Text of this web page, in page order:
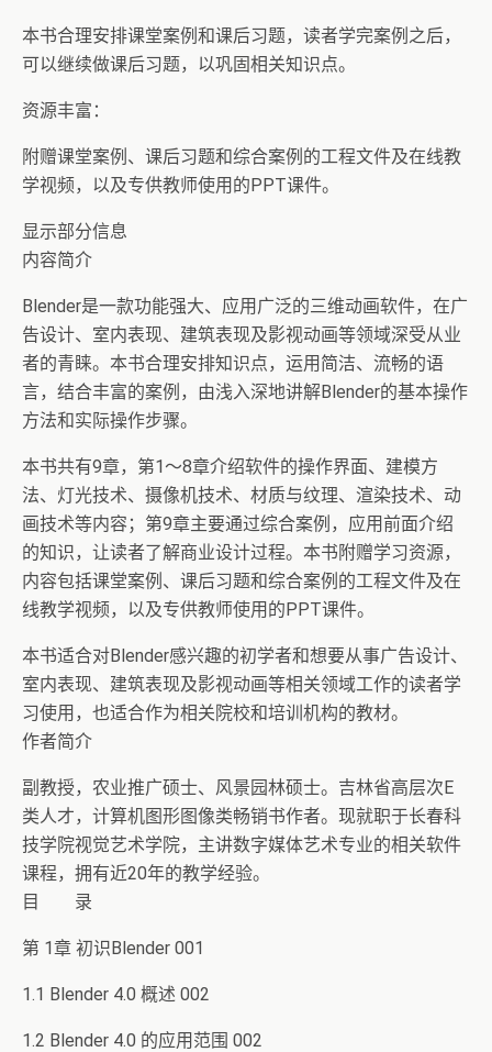
本书合理安排课堂案例和课后习题，读者学完案例之后，
可以继续做课后习题，以巩固相关知识点。
资源丰富：
附赠课堂案例、课后习题和综合案例的工程文件及在线教
学视频，以及专供教师使用的PPT课件。
显示部分信息
内容简介
Blender是一款功能强大、应用广泛的三维动画软件，在广
告设计、室内表现、建筑表现及影视动画等领域深受从业
者的青睐。本书合理安排知识点，运用简洁、流畅的语
言，结合丰富的案例，由浅入深地讲解Blender的基本操作
方法和实际操作步骤。
本书共有9章，第1～8章介绍软件的操作界面、建模方
法、灯光技术、摄像机技术、材质与纹理、渲染技术、动
画技术等内容；第9章主要通过综合案例，应用前面介绍
的知识，让读者了解商业设计过程。本书附赠学习资源，
内容包括课堂案例、课后习题和综合案例的工程文件及在
线教学视频，以及专供教师使用的PPT课件。
本书适合对Blender感兴趣的初学者和想要从事广告设计、
室内表现、建筑表现及影视动画等相关领域工作的读者学
习使用，也适合作为相关院校和培训机构的教材。
作者简介
副教授，农业推广硕士、风景园林硕士。吉林省高层次E
类人才，计算机图形图像类畅销书作者。现就职于长春科
技学院视觉艺术学院，主讲数字媒体艺术专业的相关软件
课程，拥有近20年的教学经验。
目 录
第 1章 初识Blender 001
1.1 Blender 4.0 概述 002
1.2 Blender 4.0 的应用范围 002